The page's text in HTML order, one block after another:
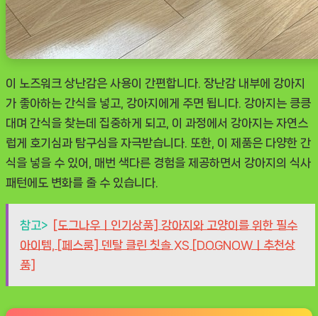
이 노즈워크 상난감은 사용이 간편합니다. 장난감 내부에 강아지
가 좋아하는 간식을 넣고, 강아지에게 주면 됩니다. 강아지는 킁킁
대며 간식을 찾는데 집중하게 되고, 이 과정에서 강아지는 자연스
럽게 호기심과 탐구심을 자극받습니다. 또한, 이 제품은 다양한 간
식을 넣을 수 있어, 매번 색다른 경험을 제공하면서 강아지의 식사
패턴에도 변화를 줄 수 있습니다.
참고> [도그나우ㅣ인기상품] 강아지와 고양이를 위한 필수
아이템, [페스룸] 덴탈 클린 칫솔 XS [DOGNOWㅣ추천상
품]